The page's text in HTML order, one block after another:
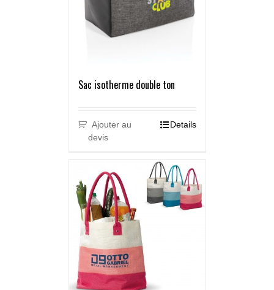
Sac isotherme double ton
Ajouter au
devis
Details